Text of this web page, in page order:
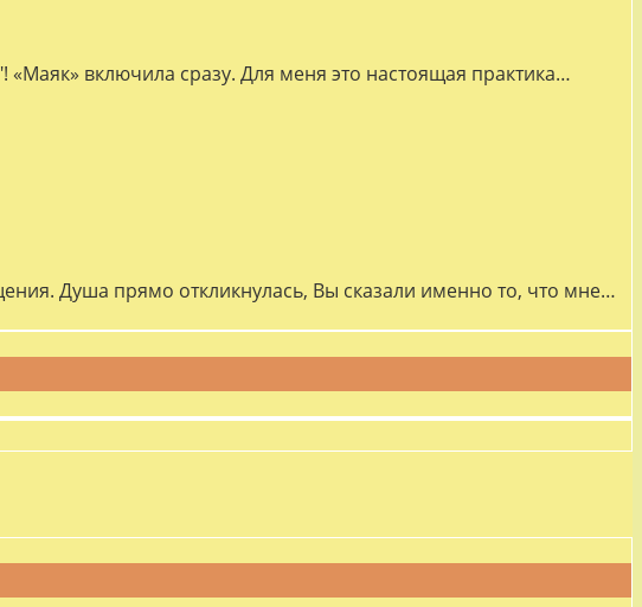
включила сразу. Для меня это настоящая практика…
Душа прямо откликнулась, Вы сказали именно то, что мне…